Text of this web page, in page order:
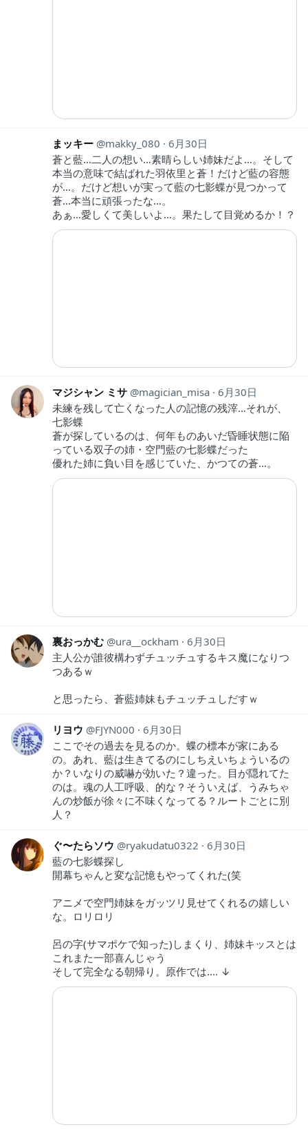
まッキー makky_080
6月30日
蒼と藍…二人の想い…素晴らしい姉妹だよ…。そして
本当の意味で結ばれた羽依里と蒼！だけど藍の容態
が…。だけど想いが実って藍の七影蝶が見つかって
蒼…本当に頑張ったな…。
あぁ…愛しくて美しいよ…。果たして目覚めるか！？
マジシャン ミサ magician_misa 6月30日
未練を残して亡くなった人の記憶の残滓…それが、
七影蝶
蒼が探しているのは、何年ものあいだ昏睡状態に陥
っている双子の姉・空門藍の七影蝶だった
優れた姉に負い目を感じていた、かつての蒼…。
裏おっかむ ura__ockham
6月30日
主人公が誰彼構わずチュッチュするキス魔になりつ
つあるｗ
と思ったら、蒼藍姉妹もチュッチュしだすｗ
リヨウ FJYN000
6月30日
ここでその過去を見るのか。蝶の標本が家にある
の。あれ、藍は生きてるのにしちえいちょういるの
か？いなりの威嚇が効いた？違った。目が隠れてた
のは。魂の人工呼吸、的な？そういえば、うみちゃ
んの炒飯が徐々に不味くなってる？ルートごとに別
人？
ぐ〜たらソウ ryakudatu0322
6月30日
藍の七影蝶探し
開幕ちゃんと変な記憶もやってくれた(笑
アニメで空門姉妹をガッツリ見せてくれるの嬉しい
な。ロリロリ
呂の字(サマポケで知った)しまくり、姉妹キッスとは
これまた一部喜んじゃう
そして完全なる朝帰り。原作では.... ↓